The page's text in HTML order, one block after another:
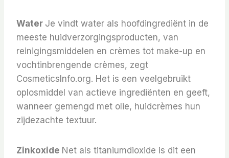
Water Je vindt water als hoofdingrediënt in de
meeste huidverzorgingsproducten, van
reinigingsmiddelen en crèmes tot make-up en
vochtinbrengende crèmes, zegt
CosmeticsInfo.org. Het is een veelgebruikt
oplosmiddel van actieve ingrediënten en geeft,
wanneer gemengd met olie, huidcrèmes hun
zijdezachte textuur.
Zinkoxide Net als titaniumdioxide is dit een